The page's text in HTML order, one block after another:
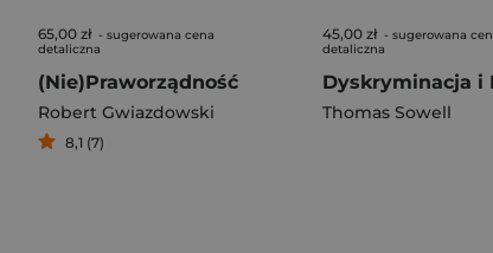
65,00 zł - sugerowana cena
detaliczna
(Nie)Praworządność
Robert Gwiazdowski
8,1 (7)
45,00 zł - sugerowana
detaliczna
Thomas Sowell